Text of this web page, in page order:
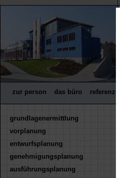
zur person das büro referenzen
grundlagenermittlung
vorplanung
entwurfsplanung
genehmigungsplanung
ausführungsplanung